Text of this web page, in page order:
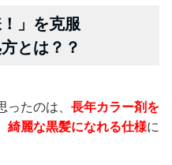
」を克服
とは？？
たのは、 長年カラー剤を
綺麗な黒髪になれる仕様に